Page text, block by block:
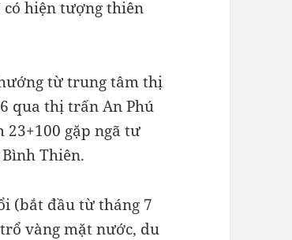
hiện tượng thiên
từ trung tâm thị
qua thị trấn An Phú
gặp ngã tư
Thiên.
(bắt đầu từ tháng 7
vàng mặt nước, du